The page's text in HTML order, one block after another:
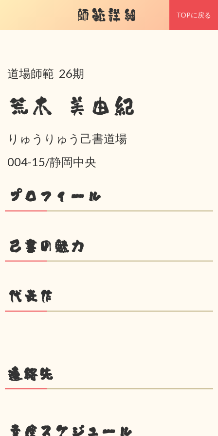
師範詳細 TOPに戻る
道場師範 26期
荒木 美由紀
りゅうりゅう己書道場
004-15/静岡中央
プロフィール
己書の魅力
代表作
連絡先
幸座スケジュール